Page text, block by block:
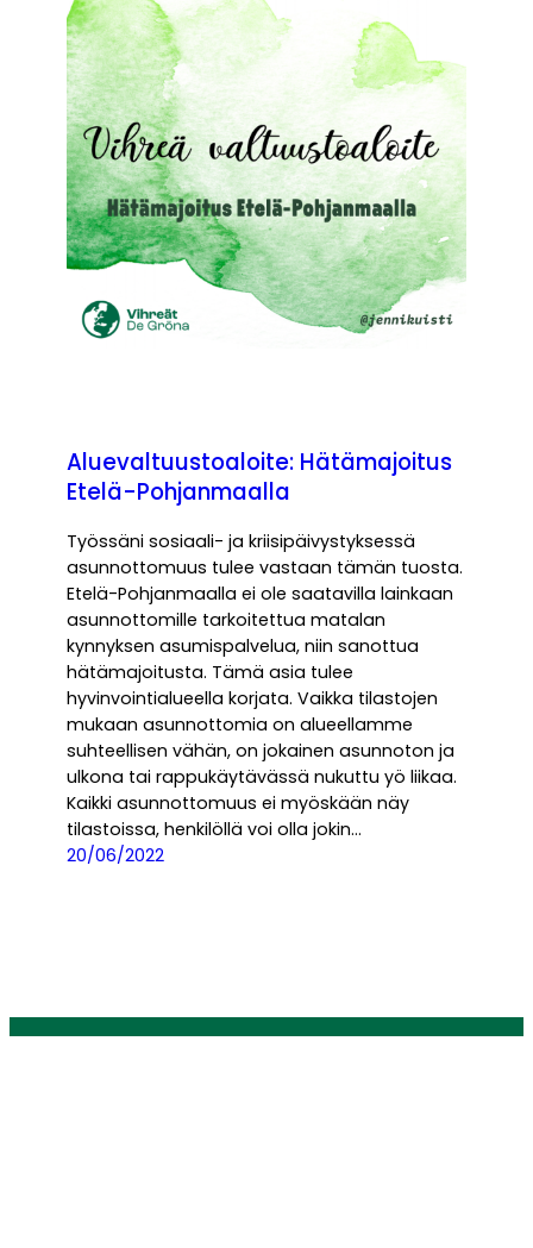
Aluevaltuustoaloite: Hätämajoitus
Etelä-Pohjanmaalla
Työssäni sosiaali- ja kriisipäivystyksessä
asunnottomuus tulee vastaan tämän tuosta.
Etelä-Pohjanmaalla ei ole saatavilla lainkaan
asunnottomille tarkoitettua matalan
kynnyksen asumispalvelua, niin sanottua
hätämajoitusta. Tämä asia tulee
hyvinvointialueella korjata. Vaikka tilastojen
mukaan asunnottomia on alueellamme
suhteellisen vähän, on jokainen asunnoton ja
ulkona tai rappukäytävässä nukuttu yö liikaa.
Kaikki asunnottomuus ei myöskään näy
tilastoissa, henkilöllä voi olla jokin…
20/06/2022